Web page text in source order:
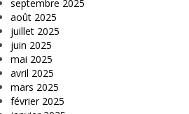
septembre 2025
août 2025
juillet 2025
juin 2025
mai 2025
avril 2025
mars 2025
février 2025